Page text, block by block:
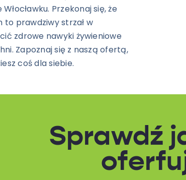
Przekonaj się, że
to prawdziwy strzał w
zdrowe nawyki żywieniowe
Zapoznaj się z naszą ofertą,
coś dla siebie.
Sprawdź